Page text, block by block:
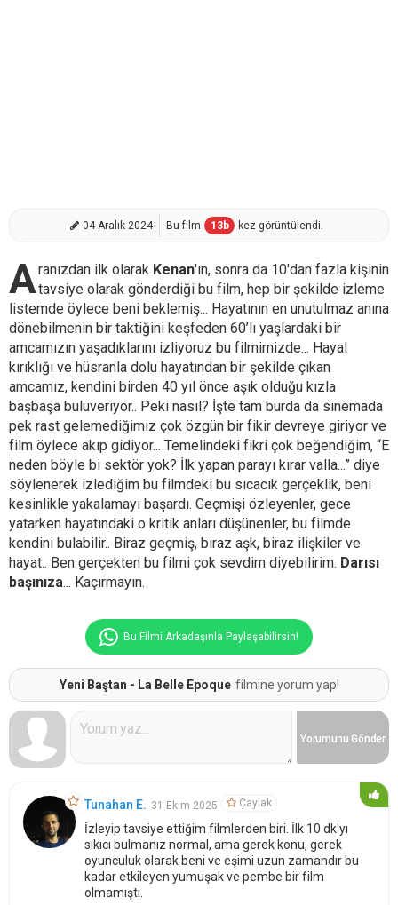
04 Aralık 2024 Bu film 13b kez görüntülendi.
Aranızdan ilk olarak Kenan'ın, sonra da 10'dan fazla kişinin
tavsiye olarak gönderdiği bu film, hep bir şekilde izleme
listemde öylece beni beklemiş... Hayatının en unutulmaz anına
dönebilmenin bir taktiğini keşfeden 60’lı yaşlardaki bir
amcamızın yaşadıklarını izliyoruz bu filmimizde... Hayal
kırıklığı ve hüsranla dolu hayatından bir şekilde çıkan
amcamız, kendini birden 40 yıl önce aşık olduğu kızla
başbaşa buluveriyor.. Peki nasıl? İşte tam burda da sinemada
pek rast gelemediğimiz çok özgün bir fikir devreye giriyor ve
film öylece akıp gidiyor... Temelindeki fikri çok beğendiğim, “E
neden böyle bi sektör yok? İlk yapan parayı kırar valla...” diye
söylenerek izlediğim bu filmdeki bu sıcacık gerçeklik, beni
kesinlikle yakalamayı başardı. Geçmişi özleyenler, gece
yatarken hayatındaki o kritik anları düşünenler, bu filmde
kendini bulabilir.. Biraz geçmiş, biraz aşk, biraz ilişkiler ve
hayat.. Ben gerçekten bu filmi çok sevdim diyebilirim. Darısı
başınıza... Kaçırmayın.
Bu Filmi Arkadaşınla Paylaşabilirsin!
Yeni Baştan - La Belle Epoque filmine yorum yap!
Yorumunu Gönder
Tunahan E. 31 Ekim 2025 Çaylak
İzleyip tavsiye ettiğim filmlerden biri. İlk 10 dk'yı
sıkıcı bulmanız normal, ama gerek konu, gerek
oyunculuk olarak beni ve eşimi uzun zamandır bu
kadar etkileyen yumuşak ve pembe bir film
olmamıştı.